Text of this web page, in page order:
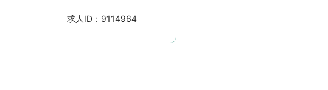
求人ID： 9114964